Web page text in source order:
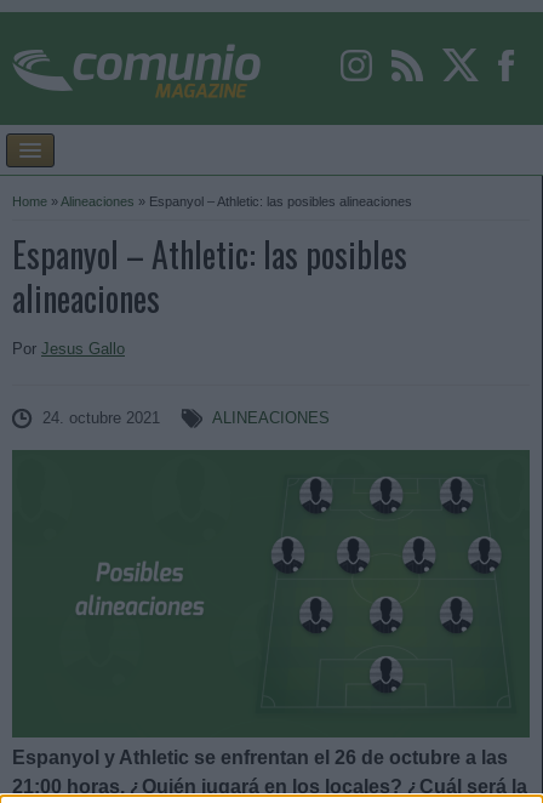
Home »Alineaciones » Espanyol – Athletic: las posibles alineaciones
Espanyol – Athletic: las posibles
alineaciones
Por Jesus Gallo
24. octubre 2021 ALINEACIONES
Espanyol y Athletic se enfrentan el 26 de octubre a las
21:00 horas. ¿Quién jugará en los locales? ¿Cuál será la